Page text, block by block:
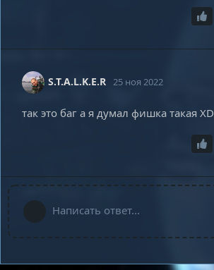
S.T.A.L.K.E.R 25 ноя 2022
так это баг а я думал фишка такая XD
Написать ответ...